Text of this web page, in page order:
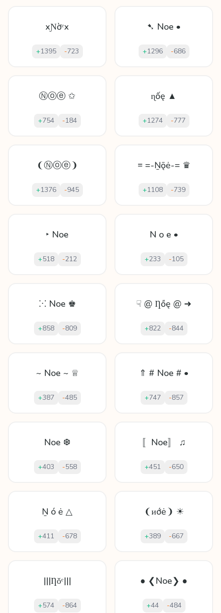
xƝờᵉx
+1395 -723
➷ Noe •
+1296 -686
Ⓝⓞⓔ ✩
+754 -184
ɳốę ▲
+1274 -777
❨Ⓝⓞⓔ❩
+1376 -945
≡ =-Ṉǭė-= ♛
+1108 -739
‣ Noe
+518 -212
N o e •
+233 -105
⁙ Noe ♚
+858 -809
☟ @ Ƞőę @ ➜
+822 -844
~ Noe ~ ♕
+387 -485
⇑ # Noe # •
+747 -857
Noe ❆
+403 -558
〚Noe〛 ♫
+451 -650
Ṉ ó ė △
+411 -678
❨ᴎớė❩ ☀
+389 -667
|||Ƞǒᵉ|||
+574 -864
● ❮Noe❯ ●
+44 -484